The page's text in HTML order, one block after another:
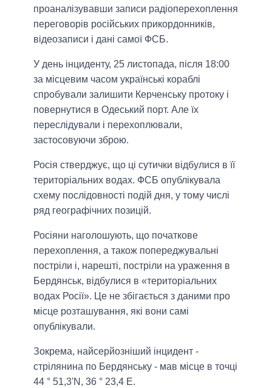
проаналізувавши записи радіоперехоплення
переговорів російських прикордонників,
відеозаписи і дані самої ФСБ.
У день інциденту, 25 листопада, після 18:00
за місцевим часом українські кораблі
спробували залишити Керченську протоку і
повернутися в Одеський порт. Але їх
переслідували і перехоплювали,
застосовуючи зброю.
Росія стверджує, що ці сутички відбулися в її
територіальних водах. ФСБ опублікувала
схему послідовності подій дня, у тому числі
ряд географічних позицій.
Росіяни наголошують, що початкове
перехоплення, а також попереджувальні
постріли і, нарешті, постріли на ураження в
Бердянськ, відбулися в «територіальних
водах Росії». Це не збігається з даними про
місце розташування, які вони самі
опублікували.
Зокрема, найсерйозніший інцидент -
стрілянина по Бердянську - мав місце в точці
44 ° 51,3'N, 36 ° 23,4 E.